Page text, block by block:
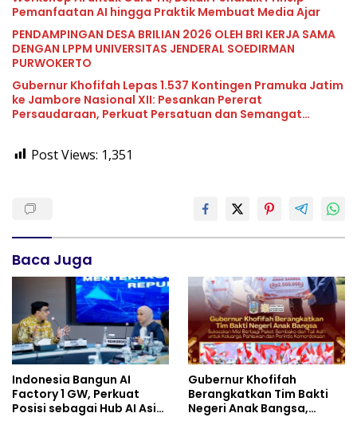
Pemanfaatan AI hingga Praktik Membuat Media Ajar
PENDAMPINGAN DESA BRILIAN 2026 OLEH BRI KERJA SAMA
DENGAN LPPM UNIVERSITAS JENDERAL SOEDIRMAN
PURWOKERTO
Gubernur Khofifah Lepas 1.537 Kontingen Pramuka Jatim
ke Jambore Nasional XII: Pesankan Pererat
Persaudaraan, Perkuat Persatuan dan Semangat
Post Views: 1,351
Baca Juga
Indonesia Bangun AI
Factory 1 GW, Perkuat
Posisi sebagai Hub AI Asia
Gubernur Khofifah
Berangkatkan Tim Bakti
Negeri Anak Bangsa,